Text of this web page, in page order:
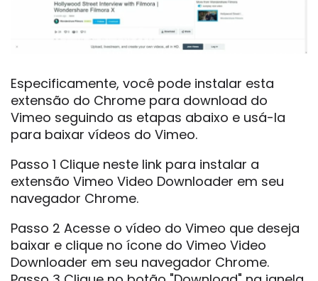
Especificamente, você pode instalar esta
extensão do Chrome para download do
Vimeo seguindo as etapas abaixo e usá-la
para baixar vídeos do Vimeo.
Passo 1 Clique neste link para instalar a
extensão Vimeo Video Downloader em seu
navegador Chrome.
Passo 2 Acesse o vídeo do Vimeo que deseja
baixar e clique no ícone do Vimeo Video
Downloader em seu navegador Chrome.